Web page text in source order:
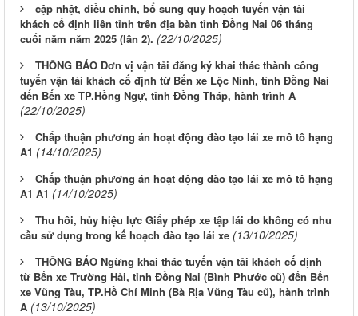
cập nhật, điều chỉnh, bổ sung quy hoạch tuyến vận tải
khách cố định liên tỉnh trên địa bàn tỉnh Đồng Nai 06 tháng
cuối năm năm 2025 (lần 2). (22/10/2025)
THÔNG BÁO Đơn vị vận tải đăng ký khai thác thành công
tuyến vận tải khách cố định từ Bến xe Lộc Ninh, tỉnh Đồng Nai
đến Bến xe TP.Hồng Ngự, tỉnh Đồng Tháp, hành trình A
(22/10/2025)
Chấp thuận phương án hoạt động đào tạo lái xe mô tô hạng
A1 (14/10/2025)
Chấp thuận phương án hoạt động đào tạo lái xe mô tô hạng
A1 A1 (14/10/2025)
Thu hồi, hủy hiệu lực Giấy phép xe tập lái do không có nhu
cầu sử dụng trong kế hoạch đào tạo lái xe (13/10/2025)
THÔNG BÁO Ngừng khai thác tuyến vận tải khách cố định
từ Bến xe Trường Hải, tỉnh Đồng Nai (Bình Phước cũ) đến Bến
xe Vũng Tàu, TP.Hồ Chí Minh (Bà Rịa Vũng Tàu cũ), hành trình
A (13/10/2025)